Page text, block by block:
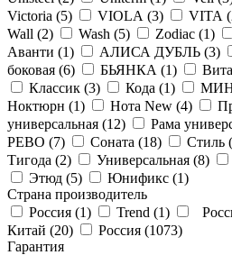
Victoria (5) VIOLA (3) VITA (
Wall (2) Wash (5) Zodiac (1)
Аванти (1) АЛИСА ДУБЛЬ (3)
боковая (6) БЬЯНКА (1)
Классик (3) Кода (1)
Ноктюрн (1) Нота New (4)
универсальная (12) Рама
РЕВО (7) Соната (18) Стиль (
Тигода (2) Универсальная (8)
Этюд (5) Юнификс (1)
Страна производитель
Россия (1) Trend (1)
Китай (20) Россия (1073)
Гарантия